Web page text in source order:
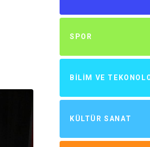
SPOR
BILIM VE
KÜLTÜR SANAT